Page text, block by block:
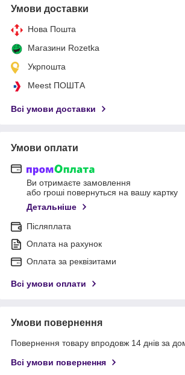
Умови доставки
Нова Пошта
Магазини Rozetka
Укрпошта
Meest ПОШТА
Всі умови доставки
Умови оплати
Ви отримаєте замовлення
або гроші повернуться на вашу картку
Детальніше
Післяплата
Оплата на рахунок
Оплата за реквізитами
Всі умови оплати
Умови повернення
Повернення товару впродовж 14 днів за
Всі умови повернення